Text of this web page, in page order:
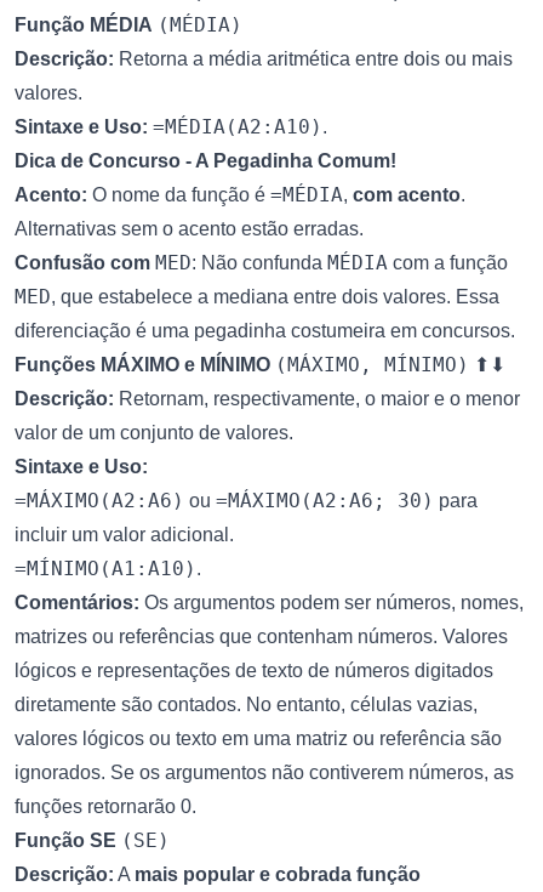
Função MÉDIA (MÉDIA)
Descrição: Retorna a média aritmética entre dois ou mais
valores.
Sintaxe e Uso: =MÉDIA(A2:A10) .
Dica de Concurso - A Pegadinha Comum!
Acento: O nome da função é =MÉDIA, com acento.
Alternativas sem o acento estão erradas.
Confusão com MED: Não confunda MÉDIA com a função
MED, que estabelece a mediana entre dois valores. Essa
diferenciação é uma pegadinha costumeira em concursos.
Funções MÁXIMO e MÍNIMO (MÁXIMO, MÍNIMO) ⬆ ⬇
Descrição: Retornam, respectivamente, o maior e o menor
valor de um conjunto de valores.
Sintaxe e Uso:
=MÁXIMO(A2:A6) ou =MÁXIMO(A2:A6; 30) para
incluir um valor adicional.
=MÍNIMO(A1:A10) .
Comentários: Os argumentos podem ser números, nomes,
matrizes ou referências que contenham números. Valores
lógicos e representações de texto de números digitados
diretamente são contados. No entanto, células vazias,
valores lógicos ou texto em uma matriz ou referência são
ignorados. Se os argumentos não contiverem números, as
funções retornarão 0.
Função SE (SE)
Descrição: A mais popular e cobrada função